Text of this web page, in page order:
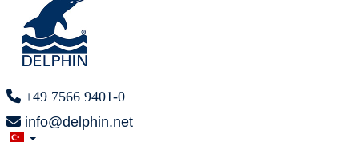
+49 7566 9401-0
info@delphin.net